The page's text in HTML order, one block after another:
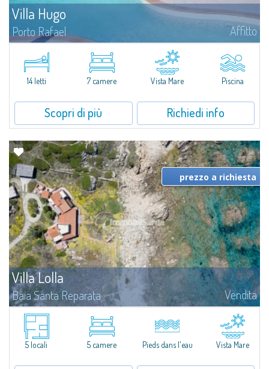
Villa Hugo
Porto Rafael Affitto
Nell'esclusiva e pittoresca località di Porto Rafael, sorge Villa Hugo, una
delle più ampie ville di Porto Rafael, affascinante proprietà caratterizzata da
un'invidiabile posizione panoramica...
14 letti 7 camere Vista Mare Piscina
Scopri di più Richiedi info
Villa Lolla
Baia Santa Reparata Vendita
Villa Lolla è una splendida villa pieds dans l'eau in vendita nell'affascinante
contesto naturalistico di Baia Santa Reparata.Ideale per chi cerca il
massimo del comfort per sé e per i propri cari: i circa 300 mq...
prezzo a richiesta
5 locali 5 camere Pieds dans l'eau Vista Mare